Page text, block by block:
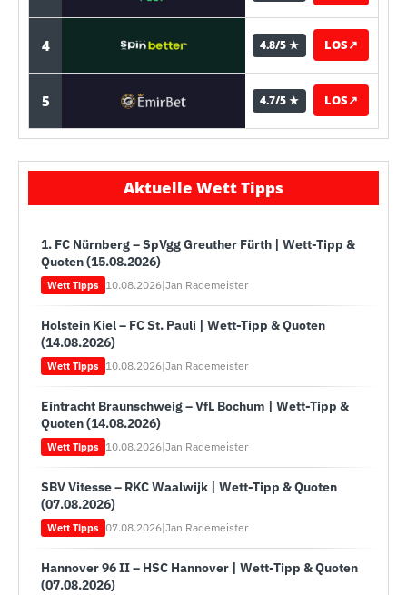
4 4.8/5 ★ LOS↗
5 4.7/5 ★ LOS↗
Aktuelle Wett Tipps
1. FC Nürnberg – SpVgg Greuther Fürth | Wett-Tipp &
Quoten (15.08.2026)
Wett Tipps 10.08.2026|Jan Rademeister
Holstein Kiel – FC St. Pauli | Wett-Tipp & Quoten
(14.08.2026)
Wett Tipps 10.08.2026|Jan Rademeister
Eintracht Braunschweig – VfL Bochum | Wett-Tipp &
Quoten (14.08.2026)
Wett Tipps 10.08.2026|Jan Rademeister
SBV Vitesse – RKC Waalwijk | Wett-Tipp & Quoten
(07.08.2026)
Wett Tipps 07.08.2026|Jan Rademeister
Hannover 96 II – HSC Hannover | Wett-Tipp & Quoten
(07.08.2026)